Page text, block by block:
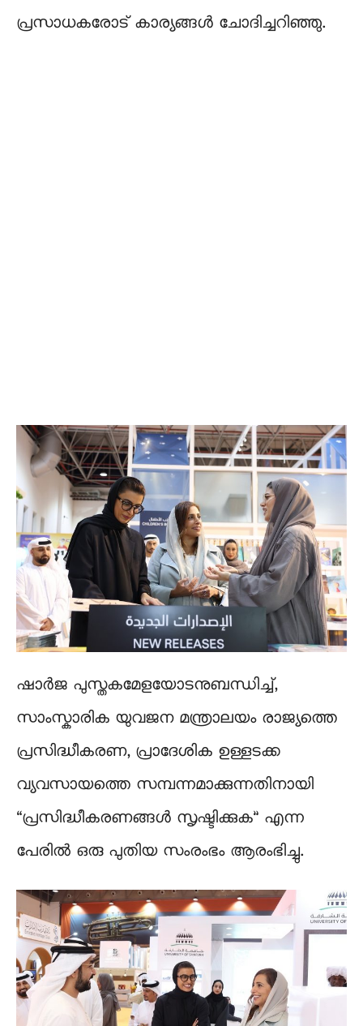
പ്രസാധകരോട് കാര്യങ്ങൾ ചോദിച്ചറിഞ്ഞു.
ഷാർജ പുസ്തകമേളയോടനുബന്ധിച്ച്,
സാംസ്കാരിക യുവജന മന്ത്രാലയം രാജ്യത്തെ
പ്രസിദ്ധീകരണ, പ്രാദേശിക ഉള്ളടക്ക
വ്യവസായത്തെ സമ്പന്നമാക്കുന്നതിനായി
“പ്രസിദ്ധീകരണങ്ങൾ സൃഷ്ടിക്കുക” എന്ന
പേരിൽ ഒരു പുതിയ സംരംഭം ആരംഭിച്ചു.